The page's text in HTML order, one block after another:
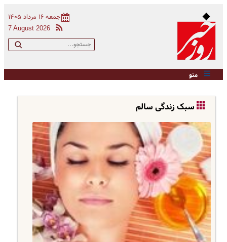
جمعه ۱۶ مرداد ۱۴۰۵
7 August 2026
منو
سبک زندگی سالم